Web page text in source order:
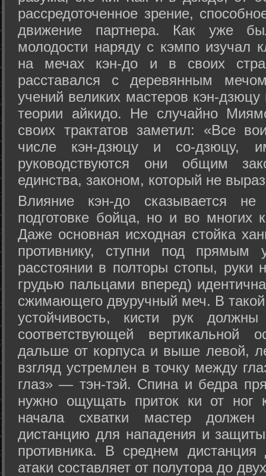
рассредоточенное зрение,
движение партнера. Как уже
молодости наряду с кэмпо изучал
на мечах кэн-до и в своих
расставался с деревянным
учений великих мастеров кэн-
теории айкидо. Не случайно
своих трактатов заметил: «Все
числе кэн-дзюцу и со-дзюцу,
руководствуются они общим
единства, законом, который не
Влияние кэн-до сказывается не
подготовке бойца, но и во многих
Даже основная исходная стойка
противнику, ступни под прямым
расстоянии в полторы стопы, руки
грудью пальцами вперед)
сжимающего двуручный меч. В
устойчивость, кисти рук
соответствующей
дальше от корпуса и выше левой,
взгляд устремлен в точку между
глаз» — тэн-тэй. Спина и бедра
нужно ощущать приток ки от
начала схватки мастер должен
дистанцию для нападения и
противника. В среднем
атаки составляет от полутора до